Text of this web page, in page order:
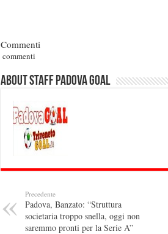
y
Commenti
commenti
About Staff Padova Goal
Precedente
Padova, Banzato: “Struttura
societaria troppo snella, oggi non
saremmo pronti per la Serie A”